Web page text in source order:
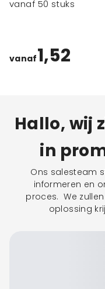
vanaf 50 stuks
vanaf1,52
Hallo, wij
in
Ons salesteam
informeren en
proces. We
oplossing